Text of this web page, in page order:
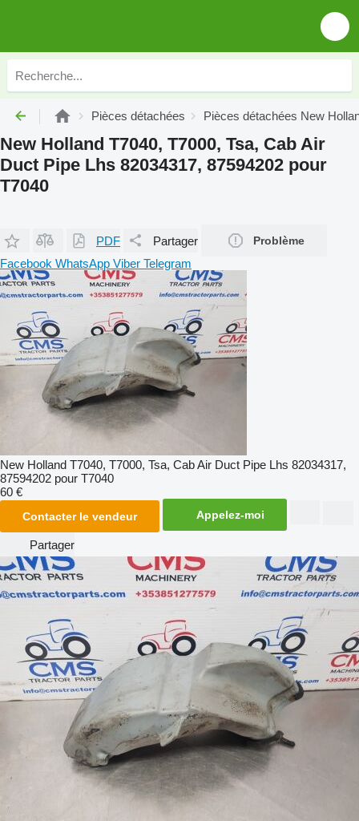
Pièces détachées Pièces détachées New
New Holland T7040, T7000, Tsa, Cab Air
Duct Pipe Lhs 82034317, 87594202 pour
T7040
PDF Partager Problème
Facebook WhatsApp Viber Telegram
New Holland T7040, T7000, Tsa, Cab Air Duct Pipe Lhs 82034317,
87594202 pour T7040
60 €
Contacter le vendeur Appelez-moi
Partager